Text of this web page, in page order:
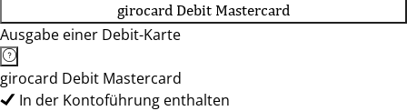
girocard Debit Mastercard
Ausgabe einer Debit-Karte
girocard Debit Mastercard
In der Kontoführung enthalten